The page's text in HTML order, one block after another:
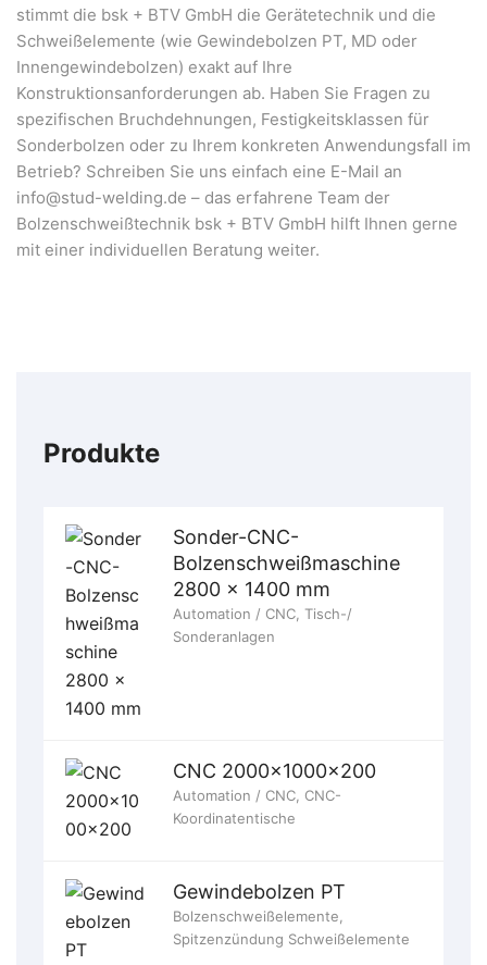
Produkte
Sonder-CNC-
Bolzenschweißmaschine
2800 x 1400 mm
Automation / CNC Tisch-/
Sonderanlagen
CNC 2000x1000x200
Automation / CNC CNC-
Koordinatentische
Gewindebolzen PT
Bolzenschweißelemente
Spitzenzündung Schweißelemente
stimmt die bsk + BTV GmbH die Gerätetechnik und die
Schweißelemente (wie Gewindebolzen PT, MD oder
Innengewindebolzen) exakt auf Ihre
Konstruktionsanforderungen ab. Haben Sie Fragen zu
spezifischen Bruchdehnungen, Festigkeitsklassen für
Sonderbolzen oder zu Ihrem konkreten Anwendungsfall im
Betrieb? Schreiben Sie uns einfach eine E-Mail an
info@stud-welding.de – das erfahrene Team der
Bolzenschweißtechnik bsk + BTV GmbH hilft Ihnen gerne
mit einer individuellen Beratung weiter.